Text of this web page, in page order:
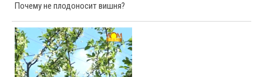
Почему не плодоносит вишня?